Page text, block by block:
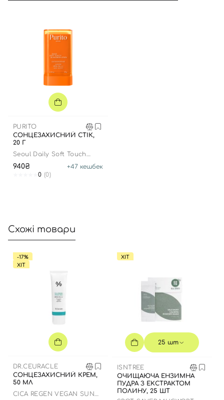
PURITO
СОНЦЕЗАХИСНИЙ СТІК,
20 Г
Seoul Daily Soft Touch
940₴ +47 кешбек
0 (0)
Схожі товари
-17%
ХІТ
DR.CEURACLE
СОНЦЕЗАХИСНИЙ КРЕМ,
50 МЛ
СICA REGEN VEGAN SUN
ХІТ
25 шт
ISNTREE
ОЧИЩАЮЧА ЕНЗИМНА
ПУДРА З ЕКСТРАКТОМ
ПОЛИНУ, 25 ШТ
Номер телефону
Відправляючи форму для авторизації/реєстрації ви
приймаєте умови
Увійти за допомогою e-mail